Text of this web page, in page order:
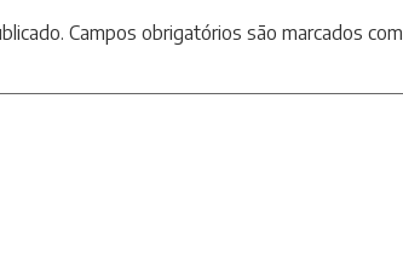
Campos obrigatórios são marcados com